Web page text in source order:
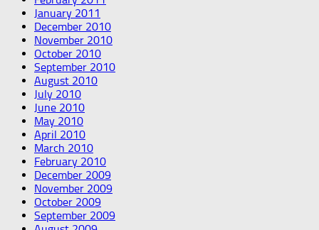
January 2011
December 2010
November 2010
October 2010
September 2010
August 2010
July 2010
June 2010
May 2010
April 2010
March 2010
February 2010
December 2009
November 2009
October 2009
September 2009